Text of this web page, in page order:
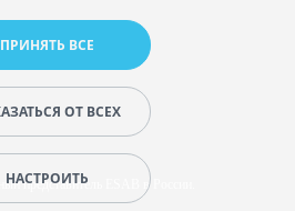
ПРИНЯТЬ ВСЕ
ОТ ВСЕХ
НАСТРОИТЬ
представитель ESAB в России.